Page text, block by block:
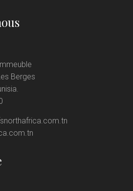
Berges